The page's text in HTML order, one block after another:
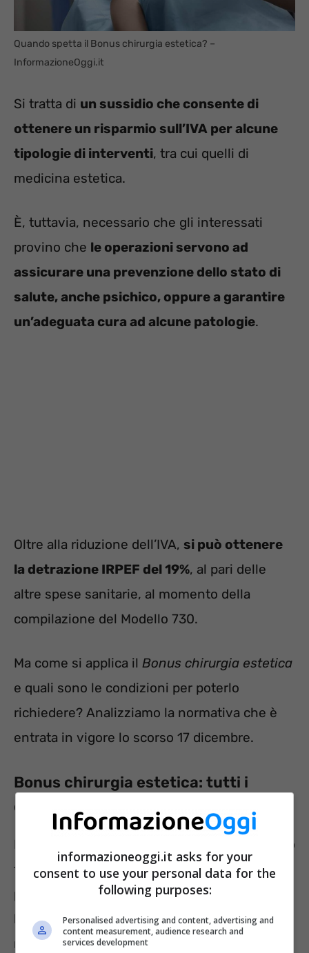
Quando spetta il Bonus chirurgia estetica? –
InformazioneOggi.it
Si tratta di un sussidio che consente di
ottenere un risparmio sull’IVA per alcune
tipologie di interventi, tra cui quelli di
medicina estetica.
È, tuttavia, necessario che gli interessati
provino che le operazioni servono ad
assicurare una prevenzione dello stato di
salute, anche psichico, oppure a garantire
un’adeguata cura ad alcune patologie.
Oltre alla riduzione dell’IVA, si può ottenere
la detrazione IRPEF del 19%, al pari delle
altre spese sanitarie, al momento della
compilazione del Modello 730.
Ma come si applica il Bonus chirurgia estetica
e quali sono le condizioni per poterlo
richiedere? Analizziamo la normativa che è
entrata in vigore lo scorso 17 dicembre.
Bonus chirurgia estetica: tutti i
dettagli per l’esonero dell’IVA
Il
comporta l’esonero
totale dal pagamento dell’IVA su alcune
particolari prestazioni chirurgiche,
beneficiando, dunque, di costi decisamente
meno elevati.
informazioneoggi.it asks for your
consent to use your personal data for the
following purposes:
Personalised advertising and content, advertising and
content measurement, audience research and
services development